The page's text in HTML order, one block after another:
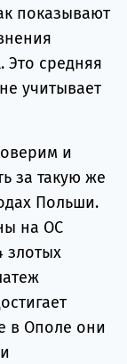
показывают
Это средняя
учитывает
и
за такую же
Польши.
на ОС
злотых
в Ополе они